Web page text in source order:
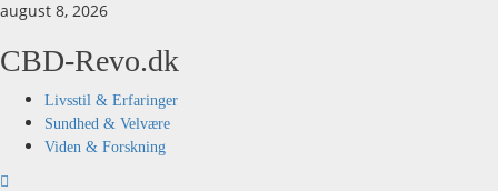
Skip
content
august 8, 2026
CBD-Revo.dk
Primary
Menu
Livsstil & Erfaringer
Sundhed & Velvære
Viden & Forskning